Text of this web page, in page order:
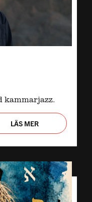
kammarjazz.
LÄS MER